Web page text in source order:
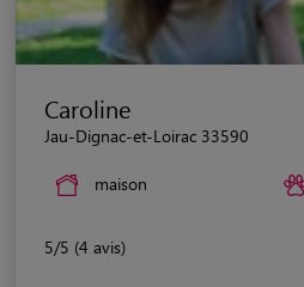
Caroline
Jau-Dignac-et-Loirac 33590
maison
5/5 (4 avis)